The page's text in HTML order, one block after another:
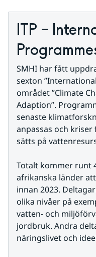
ITP –
SMHI har fått
sexton
området ”Climate
Adaption”.
senaste
anpassas och
sätts på
Totalt kommer runt
afrikanska länder
innan 2023.
olika nivåer på
vatten- och
jordbruk. Andra
näringslivet och